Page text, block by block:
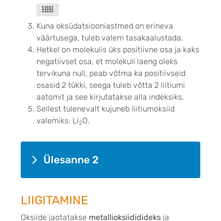
Kuna oksüdatsiooniastmed on erineva
väärtusega, tuleb valem tasakaalustada.
Hetkel on molekulis üks positiivne osa ja kaks
negatiivset osa, et molekuli laeng oleks
tervikuna null, peab võtma ka positiivseid
osasid 2 tükki, seega tuleb võtta 2 liitiumi
aatomit ja see kirjutatakse alla indeksiks.
Sellest tulenevalt kujuneb liitiumoksiid
valemiks: Li2O.
Ülesanne 2
LIIGITAMINE
Oksiide jaotatakse metallioksiididideks ja